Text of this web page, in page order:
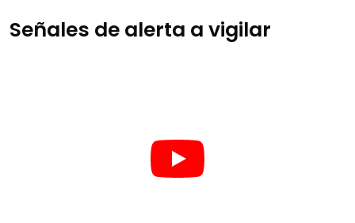
Señales de alerta a vigilar